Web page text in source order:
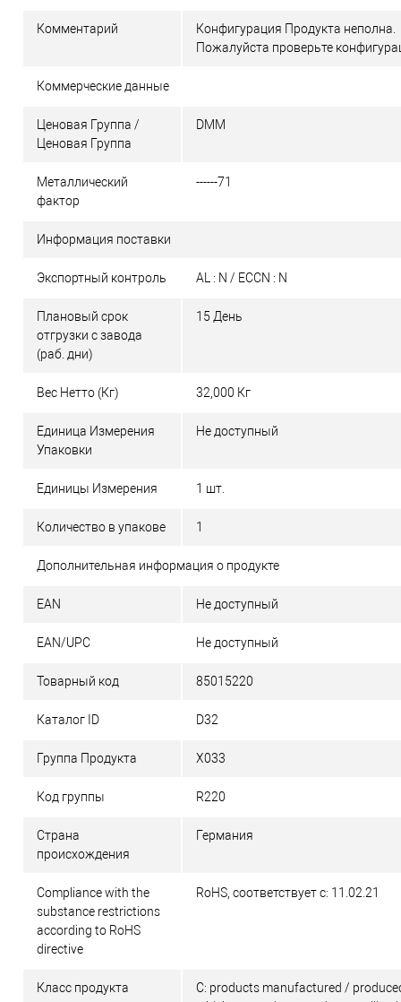
Комментарий
Конфигурация Продукта неполна.
Пожалуйста проверьте
Коммерческие данные
Ценовая Группа /
Ценовая Группа
DMM
Металлический
фактор
------71
Информация поставки
Экспортный контроль AL : N / ECCN : N
Плановый срок
отгрузки с завода
(раб. дни)
15 День
Вес Нетто (Кг) 32,000 Кг
Единица Измерения
Упаковки
Не доступный
Единицы Измерения 1 шт.
Количество в упакове 1
Дополнительная информация о продукте
EAN Не доступный
EAN/UPC Не доступный
Товарный код 85015220
Каталог ID D32
Группа Продукта X033
Код группы R220
Страна
происхождения
Германия
Compliance with the
substance restrictions
according to RoHS
directive
RoHS, соответствует с: 11.02.21
Класс продукта
C: products manufactured /